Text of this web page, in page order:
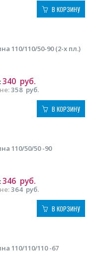
В КОРЗИНУ
110/110/50-90 (2-х пл.)
358 руб.
340 руб.
В КОРЗИНУ
110/50/50 -90
364 руб.
346 руб.
В КОРЗИНУ
110/110/110 -67